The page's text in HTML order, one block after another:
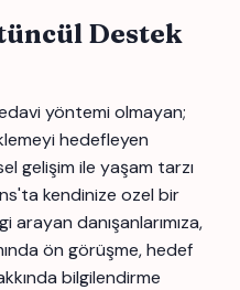
Destek
yöntemi olmayan;
hedefleyen
gelişim ile yaşam tarzı
kendinize ozel bir
danışanlarımıza,
ön görüşme, hedef
bilgilendirme